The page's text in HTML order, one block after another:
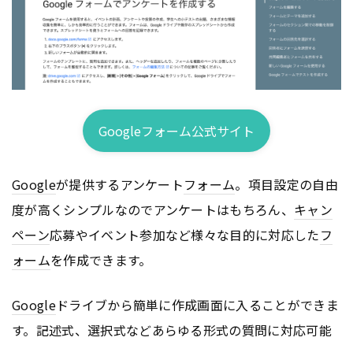
Googleフォーム公式サイト
Googleが提供するアンケートフォーム。項目設定の自由
度が高くシンプルなのでアンケートはもちろん、 キャン
ペーン応募やイベント参加など様々な目的に対応したフ
ォームを作成できます。
Googleドライブから簡単に作成画面に入ることができま
す。記述式、選択式などあらゆる形式の質問に対応可能